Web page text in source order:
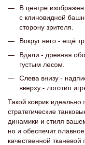
В центре
с клиновидной
сторону зрителя.
Вокруг него - ещё
Вдали - древняя
густым лесом.
Слева внизу -
вверху - логотип
Такой коврик
стратегические
динамики и стиля
но и обеспечит
качественной